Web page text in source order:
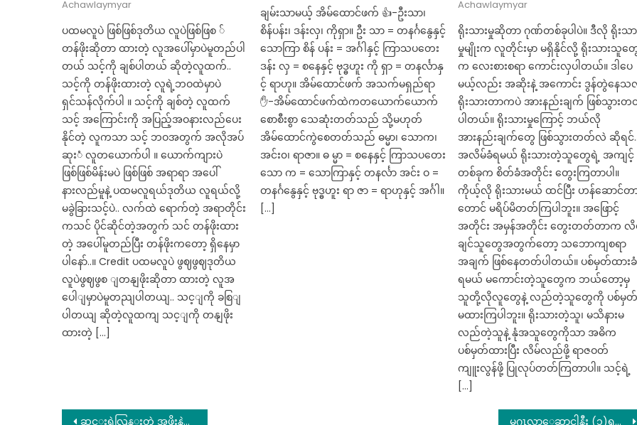
Achawlaymyar
ပထမလူပဲ ဖြစ်ဖြစ်ဒုတိယ လူပဲဖြစ်ဖြစ ်
တန်ဖိုးဆိုတာ ထားတဲ့ လူအပေါ်မှာပဲမူတည်ပါ
တယ် သင့်ကို ချစ်ပါတယ် ဆိုတဲ့လူထက်..
သင့်ကို တန်ဖိုးထားတဲ့ လူရဲ့ဘဝထဲမှာပဲ
ရှင်သန်လိုက်ပါ ။ သင့်ကို ချစ်တဲ့ လူထက်
သင့် အကြောင်းကို အပြည့်အဝနားလည်ပေး
နိုင်တဲ့ လူကသာ သင့် ဘဝအတွက် အလိုအပ်
ဆုးံ လူတယောက်ပါ ။ ယောက်ကျားပဲ
ဖြစ်ဖြစ်မိန်းမပဲ ဖြစ်ဖြစ် အရာရာ အပေါ်
နားလည်မူနဲ့ ပထမလူရယ်ဒုတိယ လူရယ်လို့
မခွဲခြားသင့်ပဲ.. လက်ထဲ ရောက်တဲ့ အရာတိုင်း
ကသင် ပိုင်ဆိုင်တဲ့အတွက် သင် တန်ဖိုးထား
တဲ့ အပေါ်မူတည်ပြီး တန်ဖိုးကတော့ ရှိနေမှာ
ပါနော်..။ Credit ပထမလူပဲ ဖွဈဖွဈဒုတိယ
လူပဲဖွဈဖွစ ျတနျဖိုးဆိုတာ ထားတဲ့ လူအ
ပေါျမှာပဲမူတညျပါတယျ.. သင့ျကို ခစြျ
ပါတယျ ဆိုတဲ့လူထကျ သင့ျကို တနျဖိုး
ထားတဲ့ […]
ချမ်းသာမယ့် အိမ်ထောင်ဖက် 👍-ဦးသာ၊
စိန်ပန်း၊ ဒန်းလှ၊ ကိုရှာ။ ဦး သာ = တနင်္ဂနွေနှင့်
သောကြာ စိန် ပန်း = အင်္ဂါနှင့် ကြာသပတေး
ဒန်း လှ = စနေနှင့် ဗုဒ္ဓဟူး ကို ရှာ = တနင်္လာနှ
င့် ရာဟု။ အိမ်ထောင်ဖက် အသက်မရှည်ရာ
✋-အိမ်ထောင်ဖက်ထဲကတယောက်ယောက်
စောစီးစွာ သေဆုံးတတ်သည် သို့မဟုတ်
အိမ်ထောင်ကွဲစေတတ်သည် ဓမ္မာ၊ သောက၊
အင်း၀၊ ရာဇာ။ ဓ မ္မာ = စနေနှင့် ကြာသပတေး
သော က = သောကြာနှင့် တနင်္လာ အင်း ဝ =
တနင်္ဂနွေနှင့် ဗုဒ္ဓဟူး ရာ ဇာ = ရာဟုနှင့် အင်္ဂါ။
[…]
Achawlaymyar
ရိုးသားမှုဆိုတာ ဂုဏ်တစ်ခုပါပဲ။ ဒီလို ရိုးသာ
မှုမျိုးက လူတိုင်းမှာ မရှိနိုင်လို့ ရိုးသားသူတွ
က လေးစားစရာ ကောင်းလှပါတယ်။ ဒါပေ
မယ့်လည်း အဆိုးနဲ့ အကောင်း ဒွန်တွဲနေ
ရိုးသားတာကပဲ အားနည်းချက် ဖြစ်သွား
ပါတယ်။ ရိုးသားမှုကြောင့် ဘယ်လို
အားနည်းချက်တွေ ဖြစ်သွားတတ်လဲ ဆိုရင်
အလိမ်ခံရမယ် ရိုးသားတဲ့သူတွေရဲ့ အကျင့်
တစ်ခုက စိတ်ခံအတိုင်း တွေးကြတာပါ။
ကိုယ့်လို ရိုးသားမယ် ထင်ပြီး ဟန်ဆောင်တ
တောင် မရိပ်မိတတ်ကြပါဘူး။ အဖြောင့်
အတိုင်း အမှန်အတိုင်း တွေးတတ်တာက လိ
ချင်သူတွေအတွက်တော့ သဘောကျစရာ
အချက် ဖြစ်နေတတ်ပါတယ်။ ပစ်မှတ်ထားခံ
ရမယ် မကောင်းတဲ့သူတွေက ဘယ်တော့မှ
သူတို့လိုလူတွေနဲ့ လည်တဲ့သူတွေကို ပစ်မှ
မထားကြပါဘူး။ ရိုးသားတဲ့သူ၊ မသိနားမ
လည်တဲ့သူနဲ့ နုံအသူတွေကိုသာ အဓိက
ပစ်မှတ်ထားပြီး လိမ်လည်ဖို့ ရာဇဝတ်
ကျူးလွန်ဖို့ ပြုလုပ်တတ်ကြတာပါ။ သင့်ရဲ့
[…]
ဆင္းရဲလြန္းတဲ့ အဖိုးနဲ႕ အဖြားကိုမွ လုပ္ရက္လိုက္တာ . . . မဂၤလာေဆာင္ခါနီး (၁)ရက္ အလိုမွာ လုိအပ္တာမ်ားသြား၀ယ္တဲ့ ဇနီးေလာင္း ရင္နာစရာ အျဖစ္ဆုိးနဲ႔ၾကဳံေတြ႕ရ